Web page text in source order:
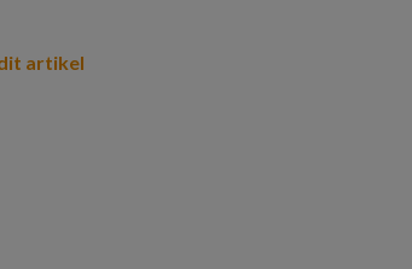
artikel